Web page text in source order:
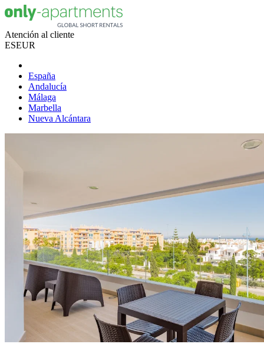
Atención al cliente
ESEUR
España
Andalucía
Málaga
Marbella
Nueva Alcántara